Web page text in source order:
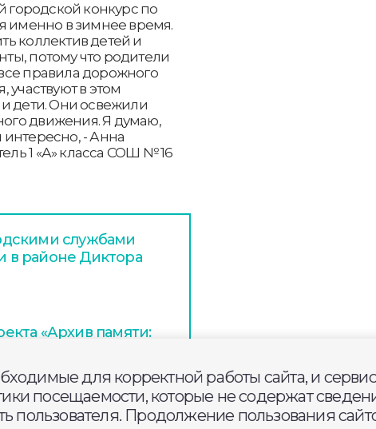
городской конкурс по
именно в зимнее время.
коллектив детей и
потому что родители
правила дорожного
участвуют в этом
дети. Они освежили
движения. Я думаю,
интересно, - Анна
1 «А» класса СОШ № 16
службами
в районе Диктора
«Архив памяти:
организации
Владимирской
для корректной работы сайта, и
посещаемости, которые не содержат
пользователя. Продолжение пользования